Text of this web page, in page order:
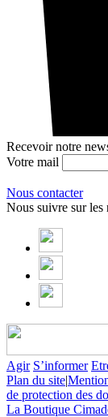
Recevoir notre
Votre mail
Nous contacter
Nous suivre sur les
Agir S’informer
Plan du site|
de protection des
La Boutique